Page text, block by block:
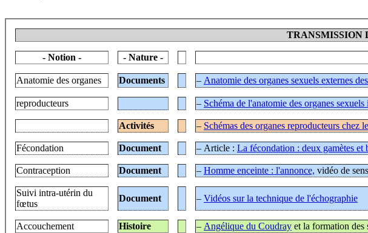
- Notion - - Nature -
Anatomie des organes Documents – Anatomie des organes sexuels externes
reproducteurs – Schéma de l'anatomie des organes sexuels
Activités – Schémas des organes reproducteurs chez
Fécondation Document – Article : La fécondation : deux gamètes et
Contraception Document – Homme enceinte : l'annonce, vidéo de
Suivi intra-utérin du
fœtus
Document – Vidéos sur la technique de l'échographie
Accouchement Histoire – Angélique du Coudray et la formation des